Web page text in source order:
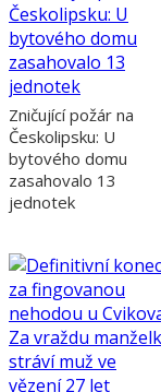
Zničující požár na
Českolipsku: U
bytového domu
zasahovalo 13
jednotek